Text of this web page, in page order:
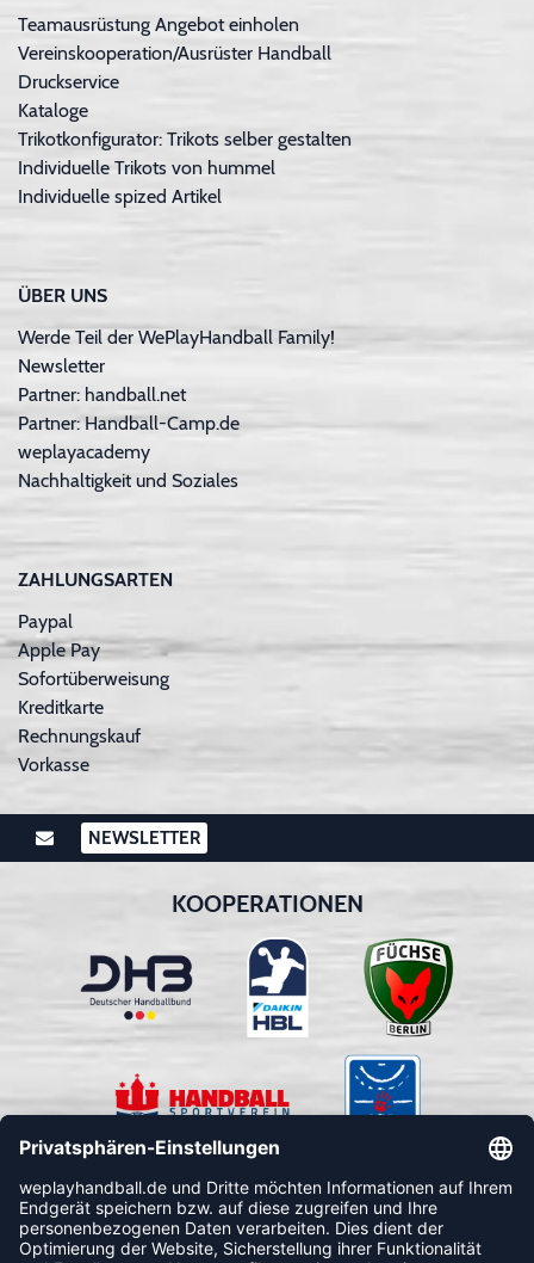
Teamausrüstung Angebot einholen
Vereinskooperation/Ausrüster Handball
Druckservice
Kataloge
Trikotkonfigurator: Trikots selber gestalten
Individuelle Trikots von hummel
Individuelle spized Artikel
ÜBER UNS
Werde Teil der WePlayHandball Family!
Newsletter
Partner: handball.net
Partner: Handball-Camp.de
weplayacademy
Nachhaltigkeit und Soziales
ZAHLUNGSARTEN
Paypal
Apple Pay
Sofortüberweisung
Kreditkarte
Rechnungskauf
Vorkasse
NEWSLETTER
KOOPERATIONEN
FOLLOW US